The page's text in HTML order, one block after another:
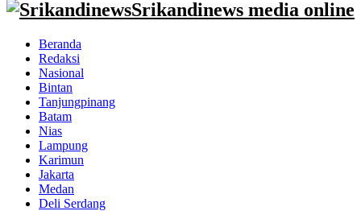
Srikandinews media online
Beranda
Redaksi
Nasional
Bintan
Tanjungpinang
Batam
Nias
Lampung
Karimun
Jakarta
Medan
Deli Serdang